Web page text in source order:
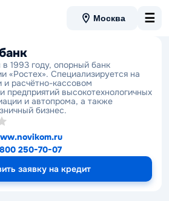
Москва ☰
1993 году, опорный банк
«Ростех». Специализируется на
и расчётно-кассовом
предприятий высокотехнологичных
и автопрома, а также
бизнес.
250-70-07
заявку на кредит